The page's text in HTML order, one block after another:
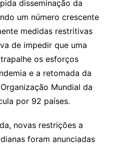
disseminação da
um número crescente
medidas restritivas
de impedir que uma
os esforços
e a retomada da
Mundial da
por 92 países.
novas restrições a
foram anunciadas